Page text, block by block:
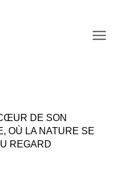
DE SON
OÙ LA NATURE SE
REGARD